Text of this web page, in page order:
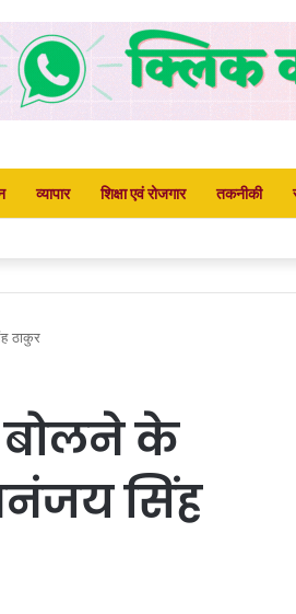
व्यापार शिक्षा एवं रोजगार तकनीकी
को प्रदान किए गए अधिकार पत्र
ठाकुर
बोलने के
सिंह